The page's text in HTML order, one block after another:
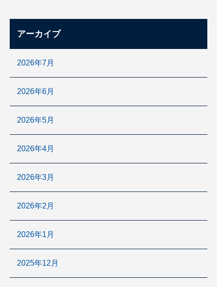
アーカイブ
2026年7月
2026年6月
2026年5月
2026年4月
2026年3月
2026年2月
2026年1月
2025年12月